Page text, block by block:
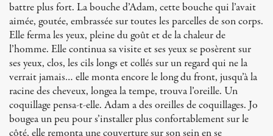
battre plus fort. La bouche d’Adam, cette bouche qui l’avait
aimée, goutée, embrassée sur toutes les parcelles de son corps.
Elle ferma les yeux, pleine du goût et de la chaleur de
l’homme. Elle continua sa visite et ses yeux se posèrent sur
ses yeux, clos, les cils longs et collés sur un regard qui ne la
verrait jamais… elle monta encore le long du front, jusqu’à la
racine des cheveux, longea la tempe, trouva l’oreille. Un
coquillage pensa-t-elle. Adam a des oreilles de coquillages. Jo
bougea un peu pour s’installer plus confortablement sur le